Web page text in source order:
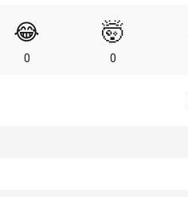
😂
0
🤯
0